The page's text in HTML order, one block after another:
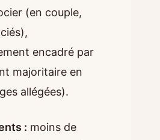
(en couple,
encadré par
majoritaire en
allégées).
: moins de